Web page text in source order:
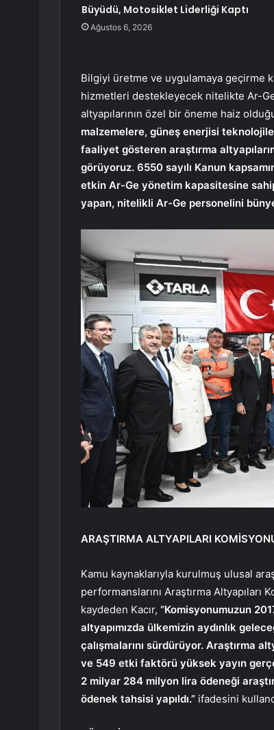
Büyüdü, Motosiklet Liderliği Kaptı
Ağustos 6, 2026
Bilgiyi üretme ve uygulamaya geçirme
hizmetleri destekleyecek nitelikte Ar-
altyapılarının özel bir öneme haiz
malzemelere, güneş enerjisi
faaliyet gösteren araştırma
görüyoruz. 6550 sayılı Kanun
etkin Ar-Ge yönetim kapasitesine
yapan, nitelikli Ar-Ge personelini
ARAŞTIRMA ALTYAPILARI
Kamu kaynaklarıyla kurulmuş ulusal
performanslarını Araştırma
kaydeden Kacır, “Komisyonumuzun
altyapımızda ülkemizin aydınlık
çalışmalarını sürdürüyor. Araştırma
ve 549 etki faktörü yüksek yayın
2 milyar 284 milyon lira ödeneği
ödenek tahsisi yapıldı.” ifadesini